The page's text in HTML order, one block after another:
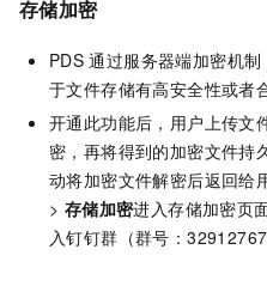
存储加密
PDS 通过服务器端加密机
于文件存储有高安全性或者
开通此功能后，用户上传文
密，再将得到的加密文件持
动将加密文件解密后返回给
> 存储加密进入存储加密页
入钉钉群（群号：32912767